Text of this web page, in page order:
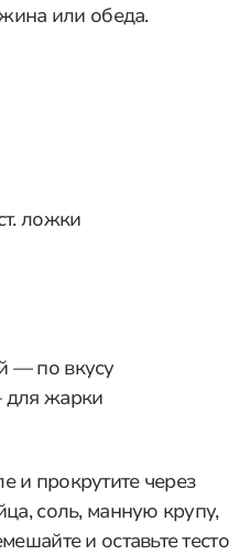
или обеда.
ложки
— по вкусу
для жарки
и прокрутите через
соль, манную крупу,
и оставьте тесто